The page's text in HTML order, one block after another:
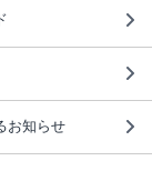
お知らせ